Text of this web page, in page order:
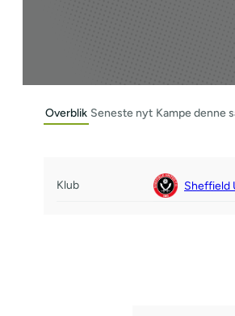
Overblik Seneste nyt Kampe denne
Klub Sheffield